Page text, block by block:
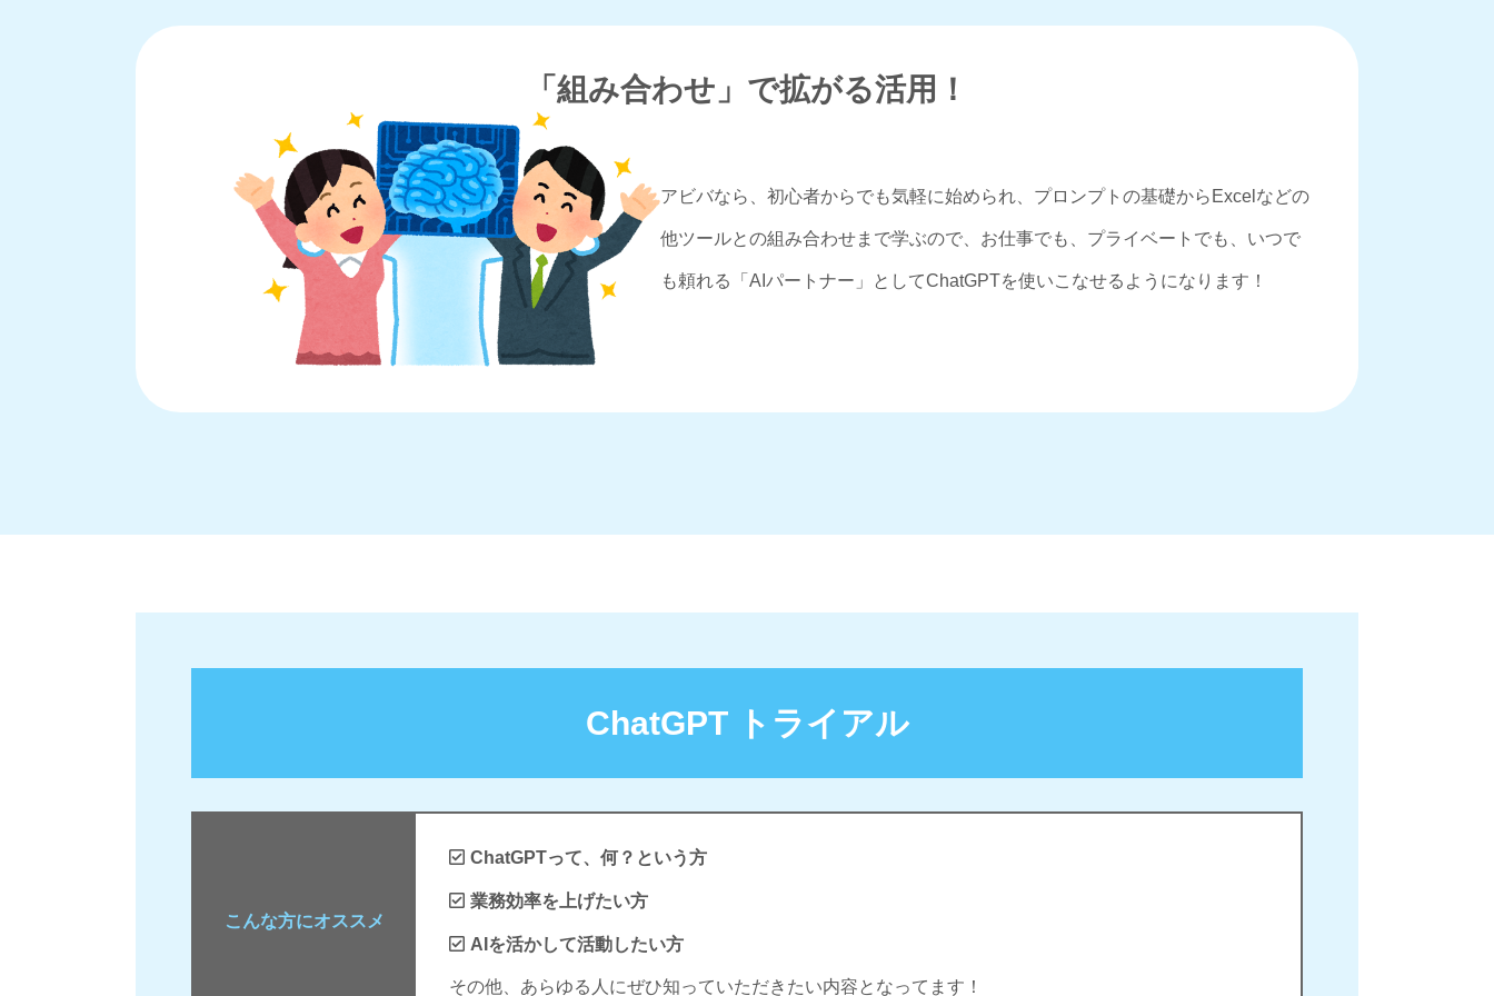
「組み合わせ」で拡がる活用！
アビバなら、初心者からでも気軽に始められ、プロンプトの基礎からExcelなどの
他ツールとの組み合わせまで学ぶので、お仕事でも、プライベートでも、いつで
も頼れる「AIパートナー」としてChatGPTを使いこなせるようになります！
ChatGPT トライアル
こんな方にオススメ
ChatGPTって、何？という方
業務効率を上げたい方
AIを活かして活動したい方
その他、あらゆる人にぜひ知っていただきたい内容となってます！